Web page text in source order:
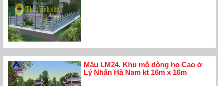
Mẫu LM24. Khu mộ dòng họ Cao ở
Lý Nhân Hà Nam kt 16m x 16m